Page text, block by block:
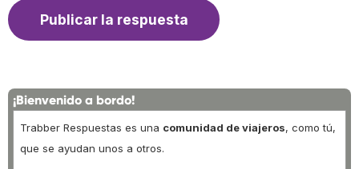
¡Bienvenido a bordo!
Trabber Respuestas es una comunidad de viajeros, como tú,
que se ayudan unos a otros.